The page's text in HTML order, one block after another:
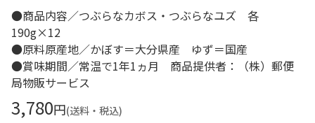
●商品内容／つぶらなカボス・つぶらなユズ 各
190g×12
●原料原産地／かぼす＝大分県産 ゆず＝国産
●賞味期間／常温で1年1ヵ月 商品提供者：（株）郵便
局物販サービス
3,780円(送料・税込)